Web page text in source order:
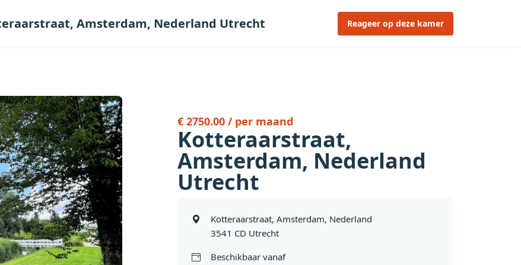
Amsterdam, Nederland Utrecht Reageer op deze kamer
€ 2750.00 / per maand
Kotteraarstraat,
Amsterdam, Nederland
Utrecht
Kotteraarstraat, Amsterdam, Nederland
3541 CD Utrecht
Beschikbaar vanaf